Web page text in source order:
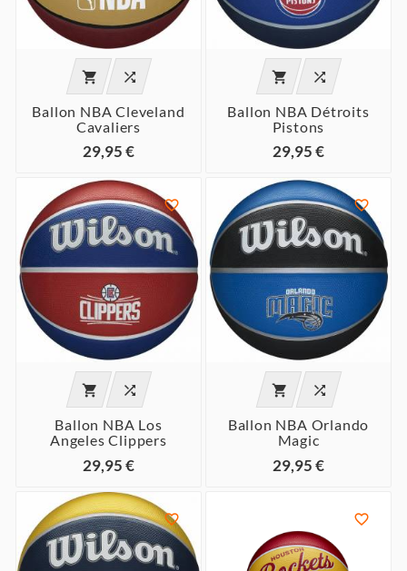
 
Ballon NBA Cleveland
Cavaliers
29,95 €
 
Ballon NBA Détroits
Pistons
29,95 €

 
Ballon NBA Los
Angeles Clippers
29,95 €

 
Ballon NBA Orlando
Magic
29,95 €
 